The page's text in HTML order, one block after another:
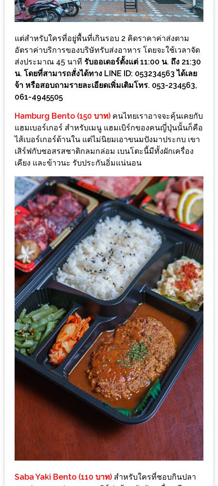
ที่
ต้อง
มา
ลอง
ถนน
คน
เดิน
วัน
อาทิตย์
ท่าแพ
เชียงใหม่
CART
CHECKOUT
DRAFT
–
บาร์บีคิว
สาว
เหนือ
กับ
หนุ่ม
บ้านนา
เมนู
เด็ด
จาก
ANNA
ที่
เอาชนะ
ใจ
กรรมการ
จาก
THE
แต่สำหรับใครที่อยู่พื้นที่เกินรอบ 2 คิดราคาค่าส่งตาม
อัตราค่าบริการของบริษัทรับส่งอาหาร โดยจะใช้เวลาจัด
ส่งประมาณ 45 นาที รับออเดอร์ตั้งแต่ 11:00 น. ถึง 21:30
น. โดยที่สามารถสั่งได้ทาง LINE ID: 053234563 ได้เลย
จ้า หรือสอบถามรายละเอียดเพิ่มเติมโทร. 053-234563,
061-4945505
Hamburg Bento (150 บาท) คนไทยเราอาจจะคุ้นเคยกับ
แฮมเบอร์เกอร์ สำหรับเมนู แฮมเบิร์กของคนญี่ปุ่นนั้นก็คือ
ไส้เบอร์เกอร์ด้านใน แต่ไม่นิยมเอาขนมปังมาประกบ เขา
เสิร์ฟกับซอสรสชาติกลมกล่อม เบนโตะนี้มีทั้งผักเครื่อง
เคียง และข้าวนะ รับประกันอิ่มแน่นอน
Saba Yaki Bento (110 บาท) สำหรับใครที่ชอบกินปลา